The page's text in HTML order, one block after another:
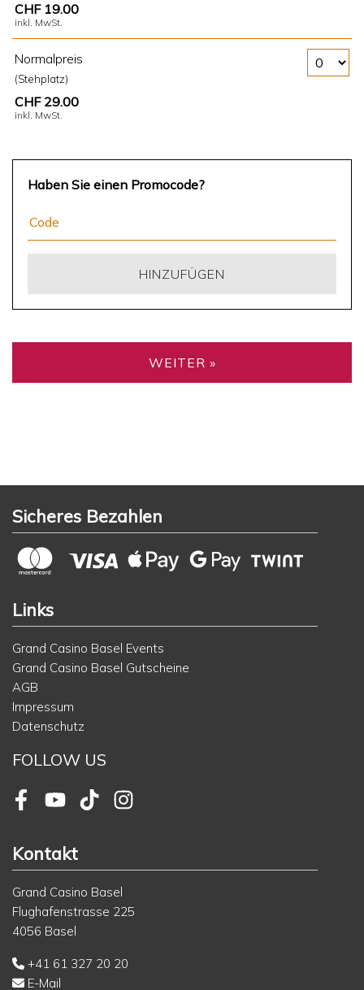
CHF 19.00
inkl. MwSt.
Normalpreis
(Stehplatz)
CHF 29.00
inkl. MwSt.
Anzahl Tickets Normalpreis
Haben Sie einen Promocode?
HINZUFÜGEN
WEITER »
Sicheres Bezahlen
Links
Grand Casino Basel Events
Grand Casino Basel Gutscheine
AGB
Impressum
Datenschutz
FOLLOW US
FacebookYoutubeTikTokInstagram
Kontakt
Grand Casino Basel
Flughafenstrasse 225
4056 Basel
+41 61 327 20 20
E-Mail